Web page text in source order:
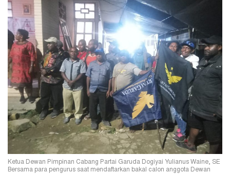
Ketua Dewan Pimpinan Cabang Partai Garuda Dogiyai Yulianus Waine, SE
Bersama para pengurus saat mendaftarkan bakal calon anggota Dewan